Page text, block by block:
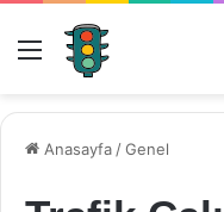
Menü
Anasayfa /Genel